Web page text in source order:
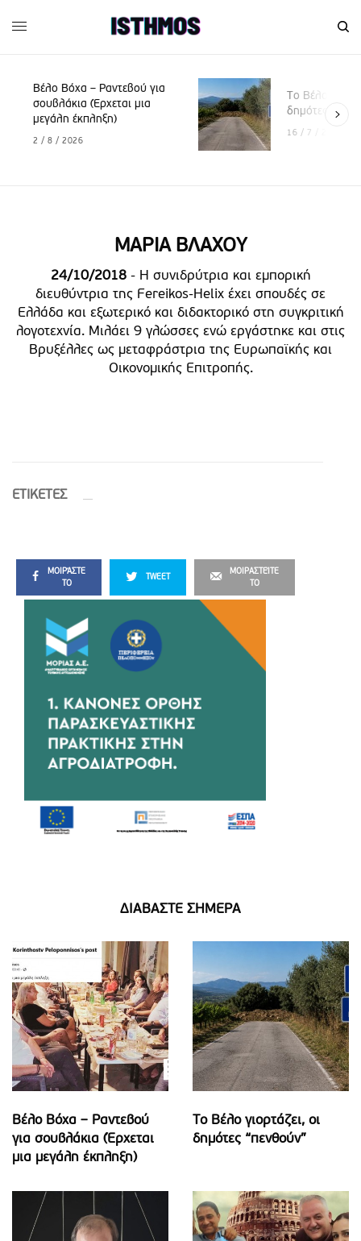
για
μια
Το Βέλο γιορτάζει, οι
δημότες “πενθούν”
16 / 7 / 2026
ΜΑΡΙΑ ΒΛΑΧΟΥ
24/10/2018- Η συνιδρύτρια και εμπορική
διευθύντρια της Fereikos-Helix έχει σπουδές σε
Ελλάδα και εξωτερικό και διδακτορικό στη συγκριτική
λογοτεχνία. Μιλάει 9 γλώσσες ενώ εργάστηκε και στις
Βρυξέλλες ως μεταφράστρια της Ευρωπαϊκής και
Οικονομικής Επιτροπής.
ETIΚΕΤΕΣ
ΜΟΙΡΆΣΤΕ
ΤΟ
TWEET
ΜΟΙΡΑΣΤΕΊΤΕ
ΤΟ
ΔΙΑΒΑΣΤΕ ΣΗΜΕΡΑ
Βέλο Βόχα – Ραντεβού
για σουβλάκια (Έρχεται
μια μεγάλη έκπληξη)
Το Βέλο γιορτάζει, οι
δημότες “πενθούν”